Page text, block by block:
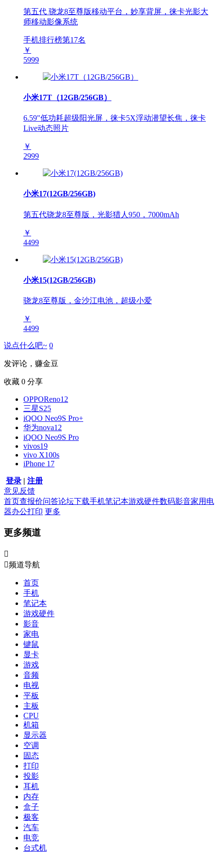
第五代 骁龙8至尊版移动平台，妙享背屏，徕卡光影大
师移动影像系统
手机排行榜第17名
￥
5999
小米17T（12GB/256GB）
6.59"低功耗超级阳光屏，徕卡5X浮动潜望长焦，徕卡
Live动态照片
￥
2999
小米17(12GB/256GB)
第五代骁龙8至尊版，光影猎人950，7000mAh
￥
4499
小米15(12GB/256GB)
骁龙8至尊版，金沙江电池，超级小爱
￥
4499
说点什么吧~ 0
发评论，赚金豆
收藏 0 分享
OPPOReno12
三星S25
iQOO Neo9S Pro+
华为nova12
iQOO Neo9S Pro
vivos19
vivo X100s
iPhone 17
登录 | 注册
意见反馈
首页查报价问答论坛下载手机笔记本游戏硬件数码影音家用电
器办公打印 更多
更多频道

频道导航
首页
手机
笔记本
游戏硬件
影音
家电
键鼠
显卡
游戏
音频
电视
平板
主板
CPU
机箱
显示器
空调
固态
打印
投影
耳机
内存
盒子
极客
汽车
电竞
台式机